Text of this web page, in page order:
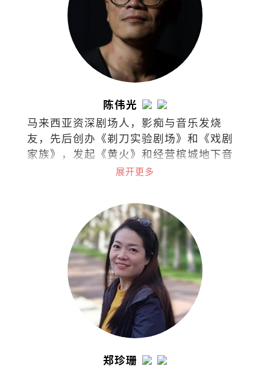
陈伟光
马来西亚资深剧场人，影痴与音乐发烧
友，先后创办《剃刀实验剧场》和《戏剧
家族》，发起《黄火》和经营槟城地下音
乐基地Soundmaker。曾任职槟城光明日
展开更多
郑珍珊